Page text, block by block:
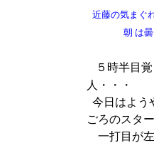
近藤の気ま
朝 は曇り、
５時半目
人・・・
今日はよう
ごろのスタ
一打目が